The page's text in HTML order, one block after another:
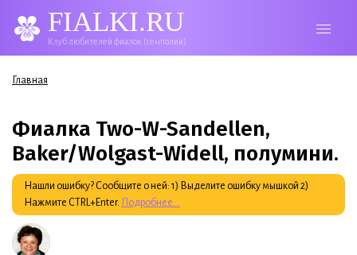
FIALKI.RU
Клуб любителей фиалок (сенполий)
Вы здесь
Главная
Фиалка Two-W-Sandellen,
Baker/Wolgast-Widell, полумини.
Нашли ошибку? Сообщите о ней: 1) Выделите ошибку мышкой 2)
Нажмите CTRL+Enter. Подробнее...